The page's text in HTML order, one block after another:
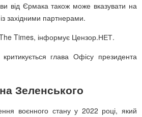
від Єрмака також може вказувати на
західними партнерами.
The Times, інформує Цензор.НЕТ.
глава Офісу президента
Зеленського
воєнного стану у 2022 році, який